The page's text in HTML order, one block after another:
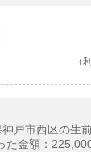
戸市西区の生
た金額：